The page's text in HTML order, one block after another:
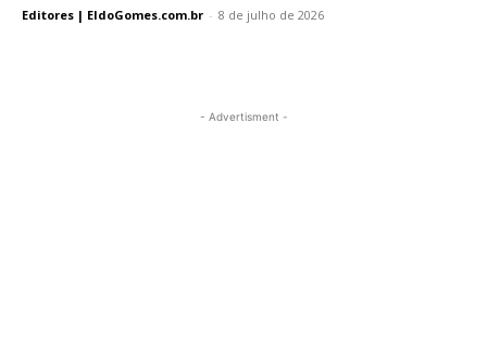
Editores | EldoGomes.com.br - 8 de julho de 2026
- Advertisment -